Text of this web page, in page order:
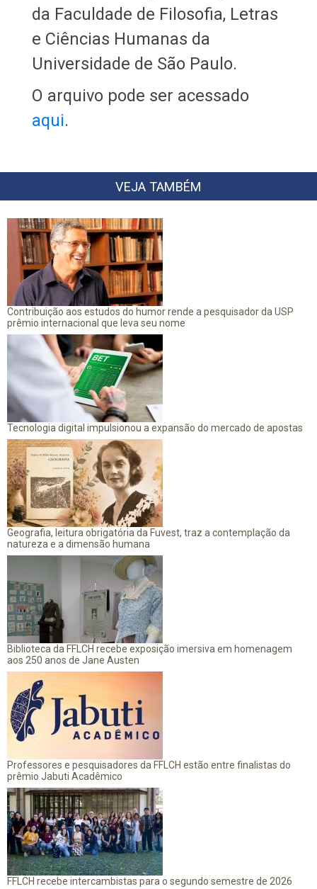
da Faculdade de Filosofia, Letras
e Ciências Humanas da
Universidade de São Paulo.
O arquivo pode ser acessado
aqui.
VEJA TAMBÉM
Contribuição aos estudos do humor rende a pesquisador da USP
prêmio internacional que leva seu nome
Tecnologia digital impulsionou a expansão do mercado de apostas
Geografia, leitura obrigatória da Fuvest, traz a contemplação da
natureza e a dimensão humana
Biblioteca da FFLCH recebe exposição imersiva em homenagem
aos 250 anos de Jane Austen
Professores e pesquisadores da FFLCH estão entre finalistas do
prêmio Jabuti Acadêmico
FFLCH recebe intercambistas para o segundo semestre de 2026